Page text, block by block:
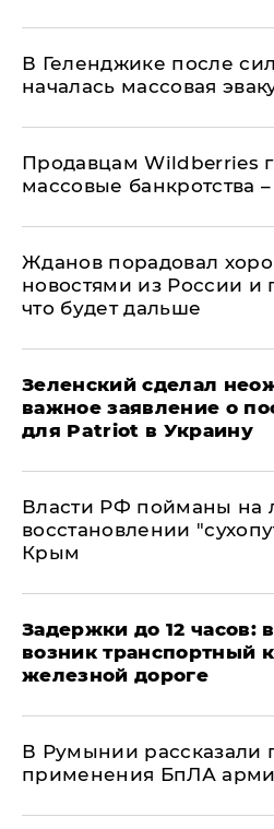
В Геленджике после
началась массовая
Продавцам Wildberries
массовые банкротства
Жданов порадовал
новостями из России и
что будет дальше
Зеленский сделал
важное заявление о
для Patriot в Украину
Власти РФ пойманы на
восстановлении
Крым
Задержки до 12 часов:
возник транспортный
железной дороге
В Румынии рассказали
применения БпЛА